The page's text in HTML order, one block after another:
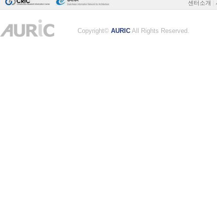
센터소개
Copyright© AURIC All Rights Reserved.